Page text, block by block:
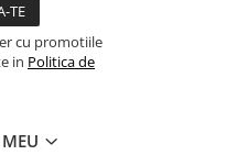
cu promotiile
in Politica de